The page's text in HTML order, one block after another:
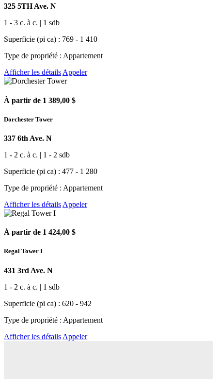
325 5TH Ave. N
1 - 3 c. à c. | 1 sdb
Superficie (pi ca) : 769 - 1 410
Type de propriété : Appartement
Afficher les détails Appeler
À partir de 1 389,00 $
Dorchester Tower
337 6th Ave. N
1 - 2 c. à c. | 1 - 2 sdb
Superficie (pi ca) : 477 - 1 280
Type de propriété : Appartement
Afficher les détails Appeler
À partir de 1 424,00 $
Regal Tower I
431 3rd Ave. N
1 - 2 c. à c. | 1 sdb
Superficie (pi ca) : 620 - 942
Type de propriété : Appartement
Afficher les détails Appeler